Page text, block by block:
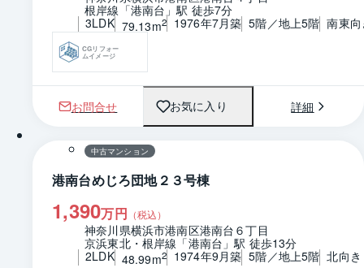
根岸線「港南台」駅 徒歩7分
3LDK 79.13m2 1976年7月築 5階／地上5階 南東
CGリフォー
ムイメージ
お問合せ お気に入り 詳細
1 / 0 間取り
中古マンション
港南台めじろ団地２３号棟
1,390万円 （税込）
神奈川県横浜市港南区港南台６丁目
京浜東北・根岸線「港南台」駅 徒歩13分
2LDK 48.99m2 1974年9月築 5階／地上5階 北向き